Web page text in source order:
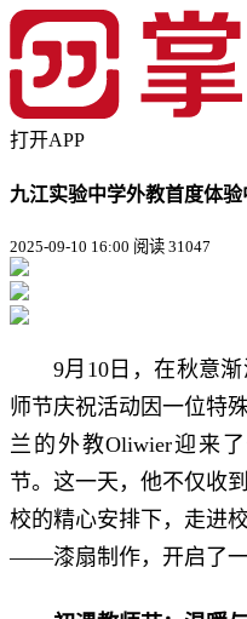
打开APP
九江实验中学外教首度体
2025-09-10 16:00 阅读 31047
9月10日，在秋意
师节庆祝活动因一位特
兰的外教Oliwier迎来
节。这一天，他不仅收
校的精心安排下，走进
——漆扇制作，开启了一